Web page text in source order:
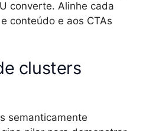
converte. Alinhe cada
conteúdo e aos CTAs
clusters
semanticamente